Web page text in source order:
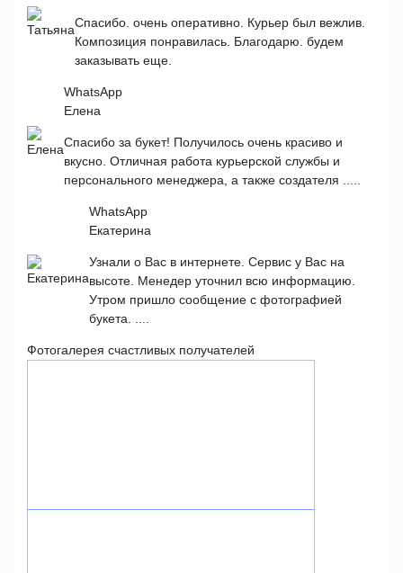
Спасибо. очень оперативно. Курьер был вежлив.
Композиция понравилась. Благодарю. будем
заказывать еще.
WhatsApp
Елена
Спасибо за букет! Получилось очень красиво и
вкусно. Отличная работа курьерской службы и
персонального менеджера, а также создателя .....
WhatsApp
Екатерина
Узнали о Вас в интернете. Сервис у Вас на
высоте. Менедер уточнил всю информацию.
Утром пришло сообщение с фотографией
букета. ....
Фотогалерея счастливых получателей